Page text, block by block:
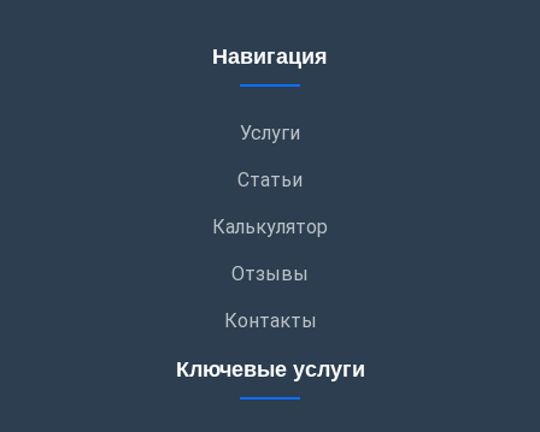
Навигация
Услуги
Статьи
Калькулятор
Отзывы
Контакты
Ключевые услуги